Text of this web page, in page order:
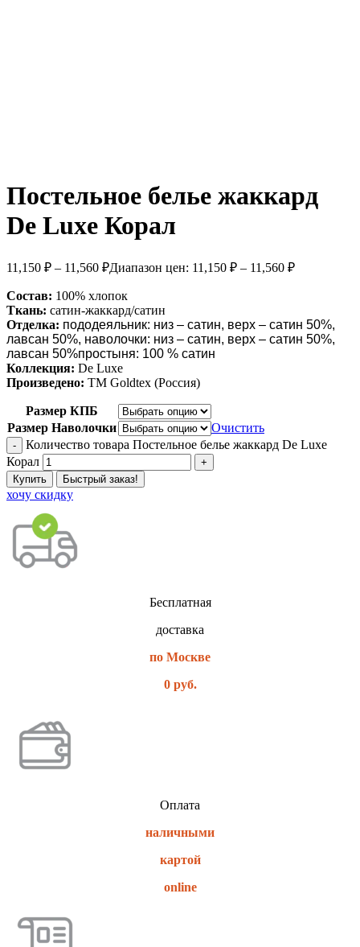
Постельное белье жаккард
De Luxe Корал
11,150 ₽ – 11,560 ₽Диапазон цен: 11,150 ₽ – 11,560 ₽
Состав: 100% хлопок
Ткань: сатин-жаккард/сатин
Отделка: пододеяльник: низ – сатин, верх – сатин 50%,
лавсан 50%, наволочки: низ – сатин, верх – сатин 50%,
лавсан 50%простыня: 100 % сатин
Коллекция: De Luxe
Произведено: ТМ Goldtex (Россия)
Размер КПБ
Размер Наволочки
Очистить
Количество товара Постельное белье жаккард De Luxe
Корал
Купить Быстрый заказ!
хочу скидку
Бесплатная
доставка
по Москве
0 руб.
Оплата
наличными
картой
online